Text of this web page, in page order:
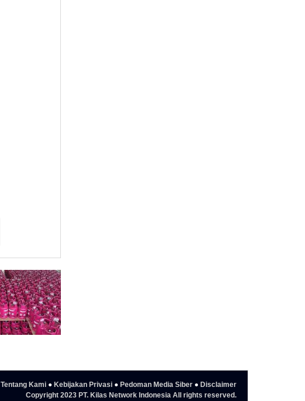
Tentang Kami ● Kebijakan Privasi ● Pedoman Media Siber ● Disclaimer
Copyright 2023 PT. Kilas Network Indonesia All rights reserved.